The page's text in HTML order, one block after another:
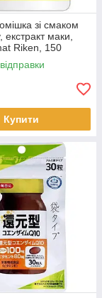
зі смаком
екстракт маки,
Riken, 150
Купити